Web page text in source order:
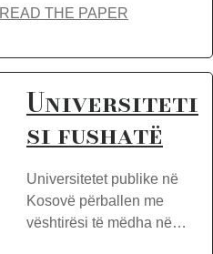
READ THE PAPER
Universiteti
si fushatë
Universitetet publike në
Kosovë përballen me
vështirësi të mëdha në…